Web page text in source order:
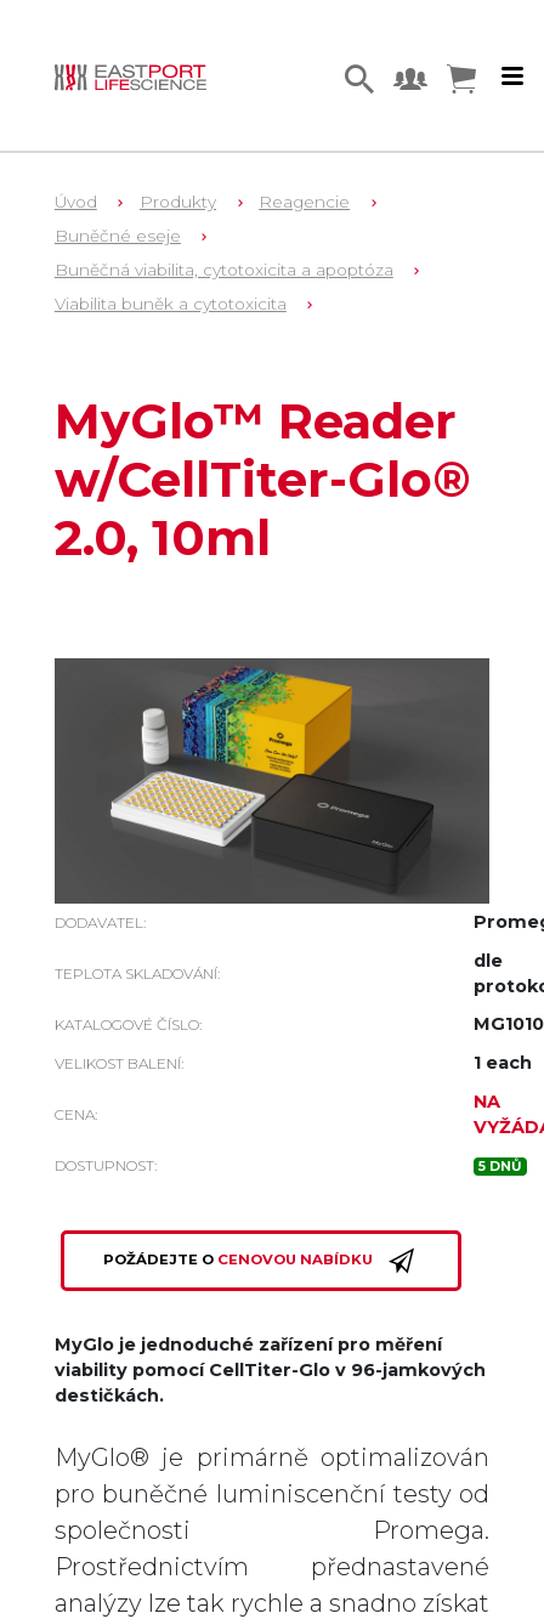
Úvod Produkty
Reagencie
Buněčné eseje
Buněčná viabilita, cytotoxicita a apoptóza
Viabilita buněk a cytotoxicita
MyGlo™ Reader
w/CellTiter-Glo®
2.0, 10ml
DODAVATEL:
TEPLOTA SKLADOVÁNÍ:
dle
KATALOGOVÉ ČÍSLO: MG1010
VELIKOST BALENÍ: 1 each
CENA:
NA
DOSTUPNOST: 5 DNŮ
POŽÁDEJTE O CENOVOU NABÍDKU
MyGlo je jednoduché zařízení pro měření
viability pomocí CellTiter-Glo v 96-jamkových
destičkách.
MyGlo® je primárně optimalizován
pro buněčné luminiscenční testy od
společnosti Promega.
Prostřednictvím přednastavené
analýzy lze tak rychle a snadno získat